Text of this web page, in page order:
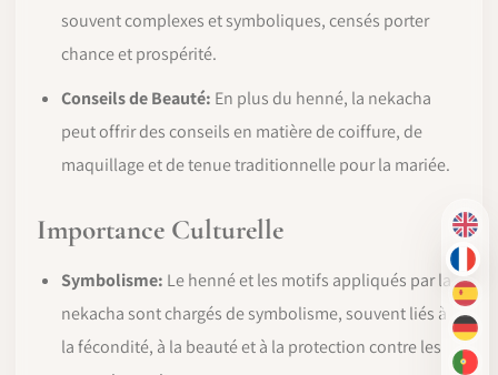
EN
FR
ES
DE
souvent complexes et symboliques, censés porter
chance et prospérité.
Conseils de Beauté: En plus du henné, la nekacha
peut offrir des conseils en matière de coiffure, de
maquillage et de tenue traditionnelle pour la mariée.
Importance Culturelle
Symbolisme: Le henné et les motifs appliqués par la
nekacha sont chargés de symbolisme, souvent liés à
la fécondité, à la beauté et à la protection contre les